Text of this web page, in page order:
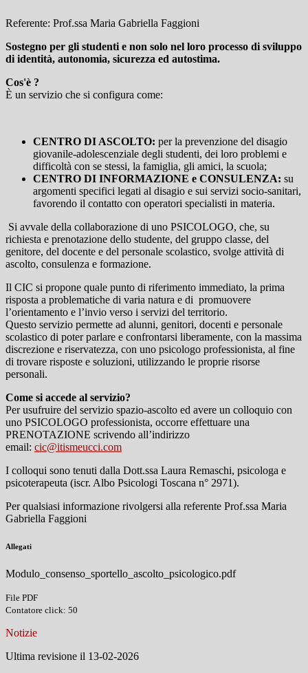
Referente: Prof.ssa Maria Gabriella Faggioni
Sostegno per gli studenti e non solo nel loro processo di sviluppo
di identità, autonomia, sicurezza ed autostima.
Cos'è ?
È un servizio che si configura come:
CENTRO DI ASCOLTO: per la prevenzione del disagio
giovanile-adolescenziale degli studenti, dei loro problemi e
difficoltà con se stessi, la famiglia, gli amici, la scuola;
CENTRO DI INFORMAZIONE e CONSULENZA: su
argomenti specifici legati al disagio e sui servizi socio-sanitari,
favorendo il contatto con operatori specialisti in materia.
Si avvale della collaborazione di uno PSICOLOGO, che, su
richiesta e prenotazione dello studente, del gruppo classe, del
genitore, del docente e del personale scolastico, svolge attività di
ascolto, consulenza e formazione.
Il CIC si propone quale punto di riferimento immediato, la prima
risposta a problematiche di varia natura e di promuovere
l’orientamento e l’invio verso i servizi del territorio.
Questo servizio permette ad alunni, genitori, docenti e personale
scolastico di poter parlare e confrontarsi liberamente, con la massima
discrezione e riservatezza, con uno psicologo professionista, al fine
di trovare risposte e soluzioni, utilizzando le proprie risorse
personali.
Come si accede al servizio?
Per usufruire del servizio spazio-ascolto ed avere un colloquio con
uno PSICOLOGO professionista, occorre effettuare una
PRENOTAZIONE scrivendo all’indirizzo
email: cic@itismeucci.com
I colloqui sono tenuti dalla Dott.ssa Laura Remaschi, psicologa e
psicoterapeuta (iscr. Albo Psicologi Toscana n° 2971).
Per qualsiasi informazione rivolgersi alla referente Prof.ssa Maria
Gabriella Faggioni
Allegati
Modulo_consenso_sportello_ascolto_psicologico.pdf
File PDF
Contatore click: 50
Notizie
Ultima revisione il 13-02-2026